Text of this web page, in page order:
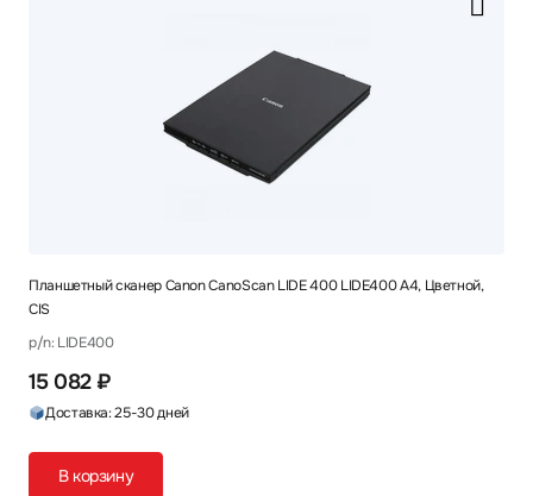
Планшетный сканер Canon CanoScan LIDE 400 LIDE400 A4, Цветной,
CIS
p/n: LIDE400
15 082 ₽
Доставка: 25-30 дней
В корзину